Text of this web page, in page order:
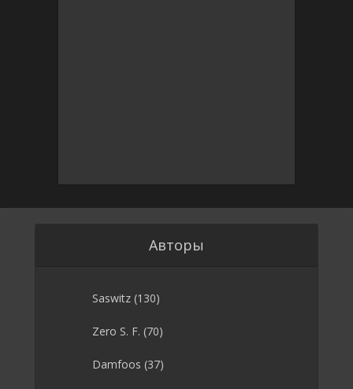
Авторы
Saswitz (130)
Zero S. F. (70)
Damfoos (37)